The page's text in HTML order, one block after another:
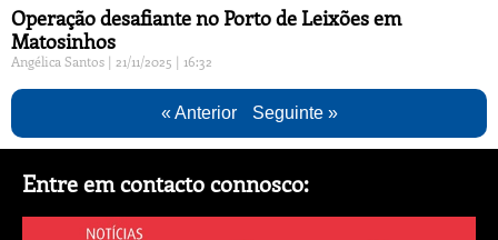
Operação desafiante no Porto de Leixões em
Matosinhos
Angélica Santos 21/11/2025 16:32
« Anterior Seguinte »
Entre em contacto connosco: